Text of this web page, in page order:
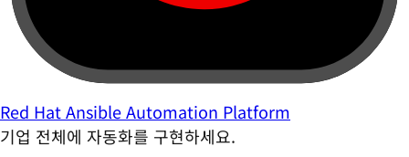
Red Hat Ansible Automation Platform
기업 전체에 자동화를 구현하세요.